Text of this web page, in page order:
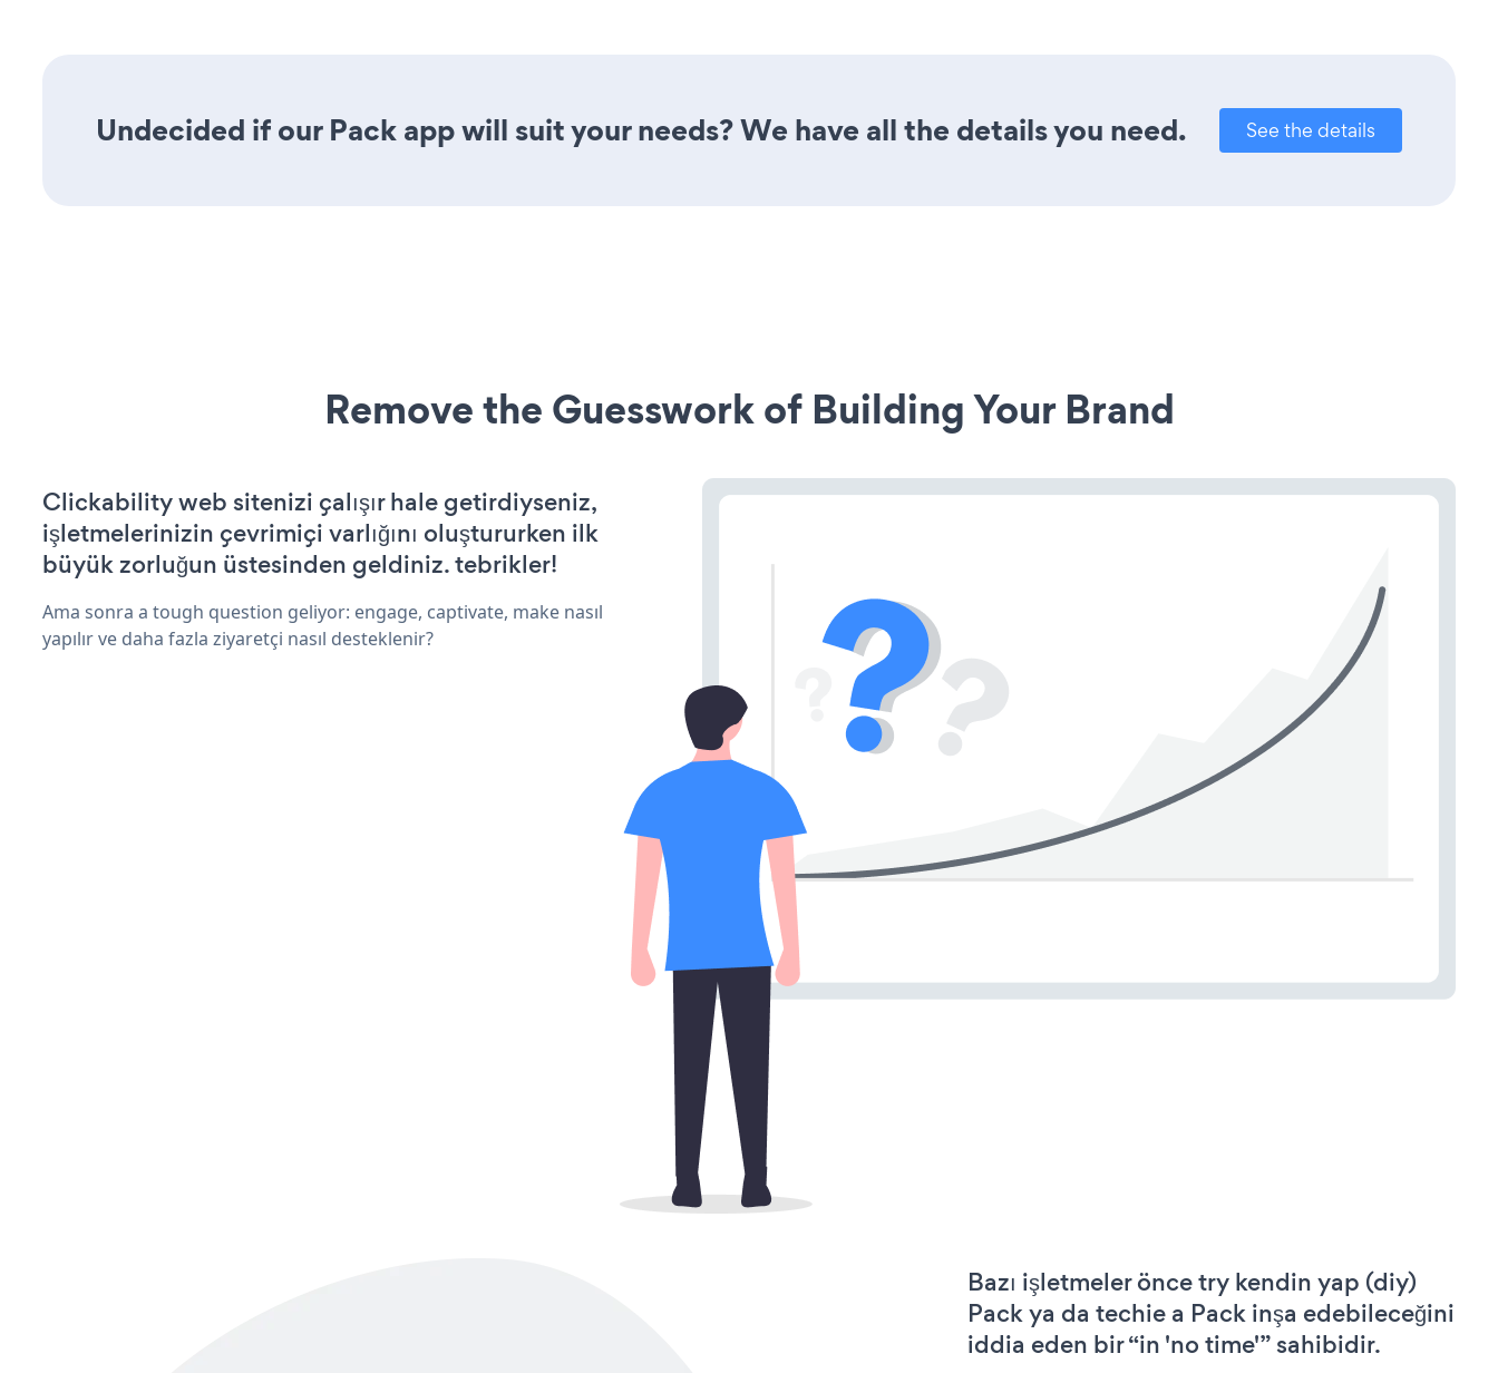
Undecided if our Pack app will suit your needs? We have all the details you need. See the details
Remove the Guesswork of Building Your Brand
Clickability web sitenizi çalışır hale getirdiyseniz,
işletmelerinizin çevrimiçi varlığını oluştururken ilk
büyük zorluğun üstesinden geldiniz. tebrikler!
Ama sonra a tough question geliyor: engage, captivate, make nasıl
yapılır ve daha fazla ziyaretçi nasıl desteklenir?
Bazı işletmeler önce try kendin yap (diy)
Pack ya da techie a Pack inşa edebileceğini
iddia eden bir “in 'no time'” sahibidir.